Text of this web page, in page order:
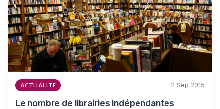
ACTUALITE 2 Sep 2015
Le nombre de librairies indépendantes